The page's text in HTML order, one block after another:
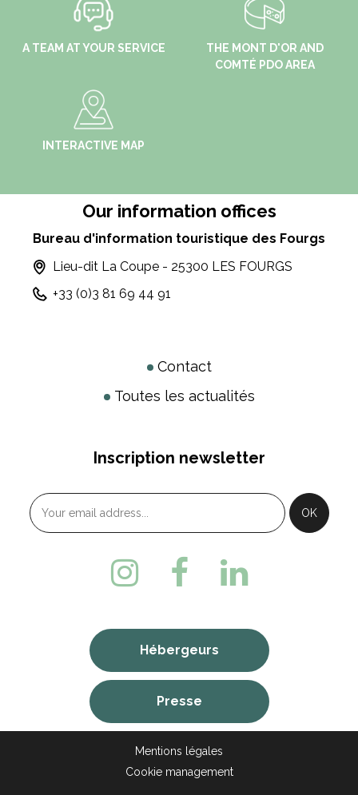
A TEAM AT YOUR SERVICE
THE MONT D'OR AND
COMTÉ PDO AREA
INTERACTIVE MAP
Our information offices
Bureau d'information touristique des Fourgs
Lieu-dit La Coupe - 25300 LES FOURGS
+33 (0)3 81 69 44 91
Contact
Toutes les actualités
Inscription newsletter
Hébergeurs
Presse
Mentions légales
Cookie management